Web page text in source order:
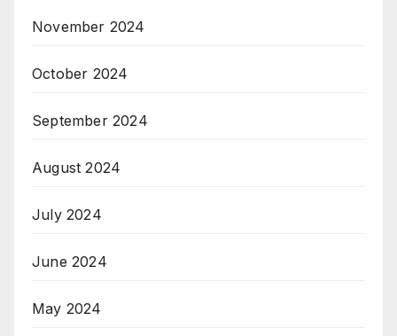
November 2024
October 2024
September 2024
August 2024
July 2024
June 2024
May 2024